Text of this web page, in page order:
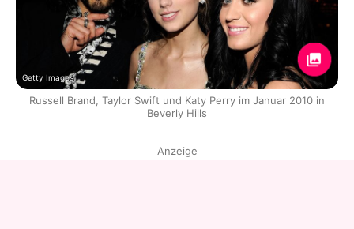
Getty Images
Russell Brand, Taylor Swift und Katy Perry im Januar 2010 in
Beverly Hills
Anzeige